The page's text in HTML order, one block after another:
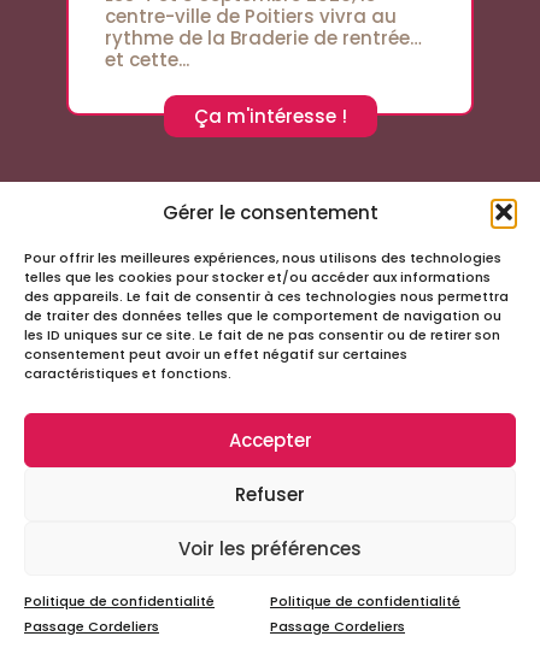
Gérer le consentement
Pour offrir les meilleures expériences, nous utilisons des technologies
telles que les cookies pour stocker et/ou accéder aux informations
des appareils. Le fait de consentir à ces technologies nous permettra
de traiter des données telles que le comportement de navigation ou
les ID uniques sur ce site. Le fait de ne pas consentir ou de retirer son
consentement peut avoir un effet négatif sur certaines
caractéristiques et fonctions.
Accepter
Refuser
Voir les préférences
Politique de confidentialité
Passage Cordeliers
Politique de confidentialité
Passage Cordeliers
centre-ville de Poitiers vivra au
rythme de la Braderie de rentrée…
et cette...
Ça m'intéresse !
Suivez-nous sur les réseaux sociaux
Infos
Site réalisé avec
par la sociétéMiloctav